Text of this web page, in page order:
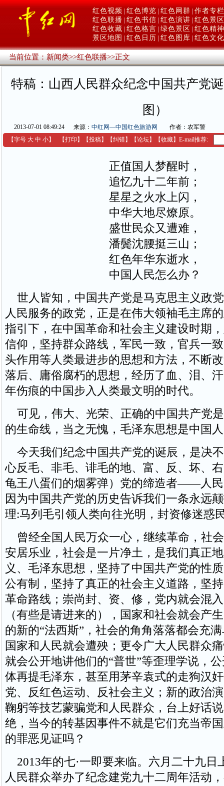
红色视频 红色博览 红色网群 作者专栏
红色联播 红色书信 红色演讲 红色景区
红色收藏 红色格言 绿色景区
红色精神
景区地图
红色日历 红色图库 红色文化
当前位置：新闻类>>红色联播>>正文
特稿：山西人民群众纪念中国共产党
图）
2013-07-01 08:49:24 来源： 中红网—中国红色旅游网
作者：农军警
【字号 大 中 小】 【打印 】 【投稿】 【纠错】 【论坛】 【收藏】 E-mail推荐:
正值国人梦醒时，
追忆九十二年前；
星星之火水上闪，
中华大地尽燎原。
盛世民众又遭难，
潘鬓沈腰挺三山；
红色年华东逝水，
中国人民怎么办？
世人皆知，中国共产党是马克思主义政
人民服务的政党，正是在伟大领袖毛主席
指引下，在中国革命和社会主义建设时期
信仰，坚持群众路线，军民一致，官兵一
头作用等人类最进步的思想和方法，不断
落后、庸俗腐朽的思想，经历了血、泪、
年伤痕的中国步入人类最文明的时代。
可见，伟大、光荣、正确的中国共产党
的生命线，当之无愧，毛泽东思想是中国
今天我们纪念中国共产党的诞辰，是决
心反毛、非毛、诽毛的地、富、反、坏、
龟王八蛋们的烟雾弹）党的缔造者——人
因为中国共产党的历史告诉我们一条永远
理:马列毛引领人类向往光明，封资修迷惑
曾经全国人民万众一心，继续革命，社
安居乐业，社会是一片净土，是我们真正
义、毛泽东思想，坚持了中国共产党的性
公有制，坚持了真正的社会主义道路，坚
革命路线；崇尚封、资、修，党内就会混
（有些是请进来的），国家和社会就会产
的新的“法西斯”，社会的角角落落都会充
国家和人民就会遭殃；更令广大人民群众
就会公开地讲他们的“普世”等歪理学说，
体再提毛泽东，甚至用茅辛袁式的走狗汉
党、反红色运动、反社会主义；新的政治
鞠躬等技艺蒙骗党和人民群众，台上好话
绝，当今的转基因事件不就是它们充当帝
的罪恶见证吗？
2013年的七·一即要来临。六月二十九日
人民群众举办了纪念建党九十二周年活动